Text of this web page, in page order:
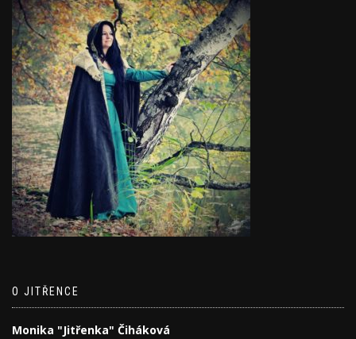
O JITŘENCE
Monika "Jitřenka" Čiháková